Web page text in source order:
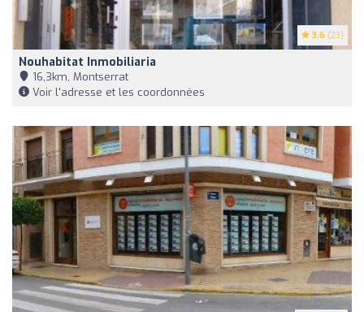
3.6 (23)
Nouhabitat Inmobiliaria
16,3km, Montserrat
Voir l'adresse et les coordonnées